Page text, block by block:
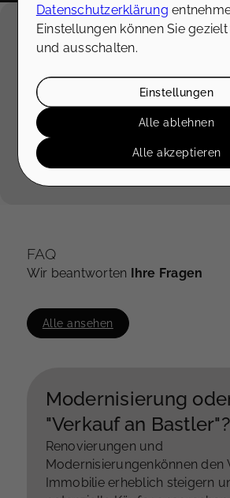
Externe Dienste /
Inhalte aus externen
Plattformen. Wenn Cookies
Medien akzeptiert werden,
Zugriff auf diese Inhalte
Zustimmung mehr
Ich stimme zu
FAQ
Wir beantworten Ihre Fragen
Alle ansehen
Modernisierung
"Verkauf an Bastler"?
Renovierungen und
Modernisierungenkönnen den
Immobilie erheblich steigern
Datenschutzerklärung
Einstellungen können Sie
und ausschalten.
Einstellungen
Alle ablehnen
Alle akzeptieren